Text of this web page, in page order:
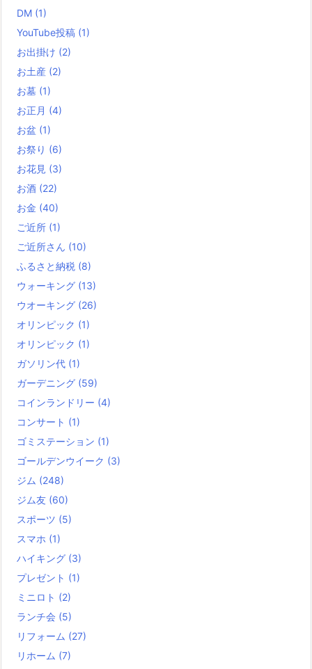
DM (1)
YouTube投稿 (1)
お出掛け (2)
お土産 (2)
お墓 (1)
お正月 (4)
お盆 (1)
お祭り (6)
お花見 (3)
お酒 (22)
お金 (40)
ご近所 (1)
ご近所さん (10)
ふるさと納税 (8)
ウォーキング (13)
ウオーキング (26)
オリンピック (1)
オリンピック (1)
ガソリン代 (1)
ガーデニング (59)
コインランドリー (4)
コンサート (1)
ゴミステーション (1)
ゴールデンウイーク (3)
ジム (248)
ジム友 (60)
スポーツ (5)
スマホ (1)
ハイキング (3)
プレゼント (1)
ミニロト (2)
ランチ会 (5)
リフォーム (27)
リホーム (7)